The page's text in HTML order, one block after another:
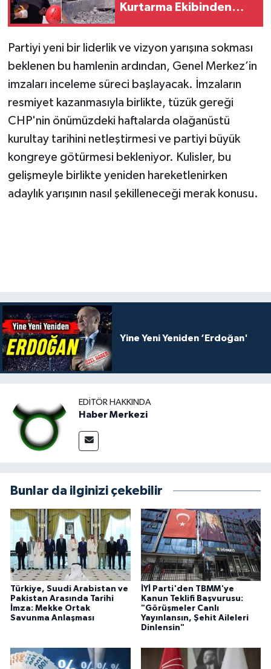
Kurtarma Ekibinden
Partiyi yeni bir liderlik ve vizyon yarışına sokması
beklenen bu hamlenin ardından, Genel Merkez’in
imzaları inceleme süreci başlayacak. İmzaların
resmiyet kazanmasıyla birlikte, tüzük gereği
CHP'nin önümüzdeki haftalarda olağanüstü
kurultay tarihini netleştirmesi ve partiyi büyük
kongreye götürmesi bekleniyor. Kulisler, bu
gelişmeyle birlikte yeniden hareketlenirken
adaylık yarışının nasıl şekilleneceği merak konusu.
Yine Yeni Yeniden ‘Erdoğan'
EDITÖR HAKKINDA
Haber Merkezi
Bunlar da ilginizi çekebilir
Türkiye, Suudi Arabistan ve
Pakistan Arasında Tarihi
İmza: Mekke Ortak
Savunma Anlaşması
İYİ Parti'den TBMM'ye
Kanun Teklifi Başvurusu:
"Görüşmeler Canlı
Yayınlansın, Şehit Aileleri
Dinlensin"